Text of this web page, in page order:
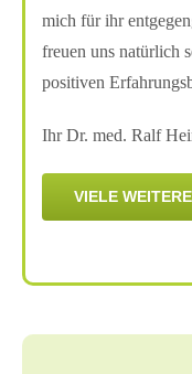
mich für ihr
freuen uns natürlich
positiven
Ihr Dr. med. Ralf
VIELE